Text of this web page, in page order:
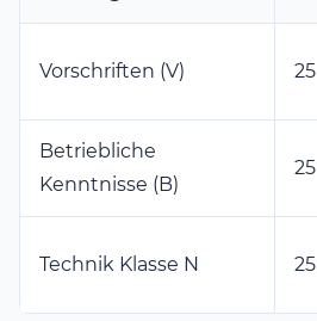
Vorschriften (V) 25
Betriebliche
Kenntnisse (B)
25
Technik Klasse N 25